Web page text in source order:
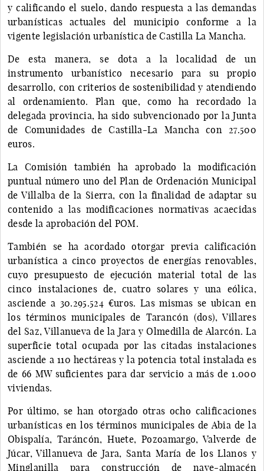
y calificando el suelo, dando respuesta a las demandas
urbanísticas actuales del municipio conforme a la
vigente legislación urbanística de Castilla La Mancha.
De esta manera, se dota a la localidad de un
instrumento urbanístico necesario para su propio
desarrollo, con criterios de sostenibilidad y atendiendo
al ordenamiento. Plan que, como ha recordado la
delegada provincia, ha sido subvencionado por la Junta
de Comunidades de Castilla-La Mancha con 27.500
euros.
La Comisión también ha aprobado la modificación
puntual número uno del Plan de Ordenación Municipal
de Villalba de la Sierra, con la finalidad de adaptar su
contenido a las modificaciones normativas acaecidas
desde la aprobación del POM.
También se ha acordado otorgar previa calificación
urbanística a cinco proyectos de energías renovables,
cuyo presupuesto de ejecución material total de las
cinco instalaciones de, cuatro solares y una eólica,
asciende a 30.295.524 €uros. Las mismas se ubican en
los términos municipales de Tarancón (dos), Villares
del Saz, Villanueva de la Jara y Olmedilla de Alarcón. La
superficie total ocupada por las citadas instalaciones
asciende a 110 hectáreas y la potencia total instalada es
de 66 MW suficientes para dar servicio a más de 1.000
viviendas.
Por último, se han otorgado otras ocho calificaciones
urbanísticas en los términos municipales de Abia de la
Obispalía, Taráncón, Huete, Pozoamargo, Valverde de
Júcar, Villanueva de Jara, Santa María de los Llanos y
Minglanilla para construcción de nave-almacén